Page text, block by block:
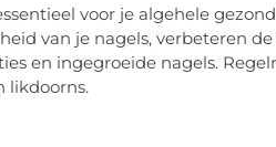
voor je algehele
van je nagels, verbeteren
en ingegroeide nagels.
likdoorns.